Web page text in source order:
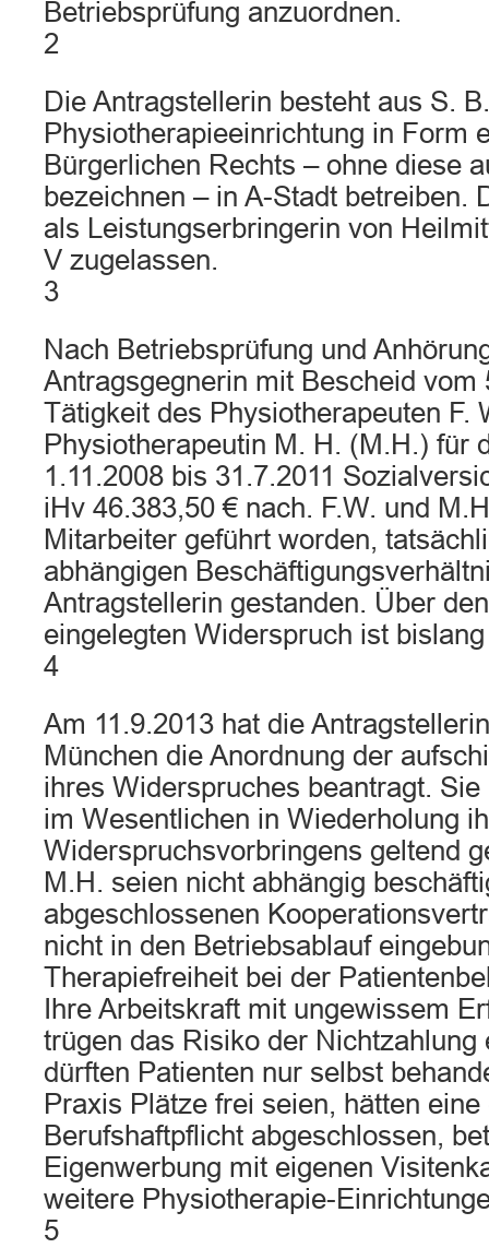
Betriebsprüfung anzuordnen.
2
Die Antragstellerin besteht aus S.
Physiotherapieeinrichtung in Form
Bürgerlichen Rechts – ohne diese
bezeichnen – in A-Stadt betreiben.
als Leistungserbringerin von
V zugelassen.
3
Nach Betriebsprüfung und
Antragsgegnerin mit Bescheid vom
Tätigkeit des Physiotherapeuten F.
Physiotherapeutin M. H. (M.H.) für
1.11.2008 bis 31.7.2011
iHv 46.383,50 € nach. F.W. und
Mitarbeiter geführt worden,
abhängigen
Antragstellerin gestanden. Über
eingelegten Widerspruch ist
4
Am 11.9.2013 hat die
München die Anordnung der
ihres Widerspruches beantragt.
im Wesentlichen in Wiederholung
Widerspruchsvorbringens geltend
M.H. seien nicht abhängig
abgeschlossenen
nicht in den Betriebsablauf
Therapiefreiheit bei der
Ihre Arbeitskraft mit ungewissem
trügen das Risiko der Nichtzahlung
dürften Patienten nur selbst
Praxis Plätze frei seien, hätten eine
Berufshaftpflicht abgeschlossen,
Eigenwerbung mit eigenen
weitere Physiotherapie-
5